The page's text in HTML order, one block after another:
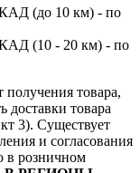
(до 10 км) - по
(10 - 20 км) - по
товара,
доставки товара
3). Существует
и согласования
в розничном